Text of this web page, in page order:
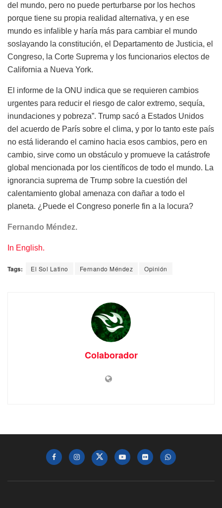
del mundo, pero no puede perturbarse por los hechos
porque tiene su propia realidad alternativa, y en ese
mundo es infalible y haría más para cambiar el mundo
soslayando la constitución, el Departamento de Justicia, el
Congreso, la Corte Suprema y los funcionarios electos de
California a Nueva York.
El informe de la ONU indica que se requieren cambios
urgentes para reducir el riesgo de calor extremo, sequía,
inundaciones y pobreza”. Trump sacó a Estados Unidos
del acuerdo de París sobre el clima, y por lo tanto este país
no está liderando el camino hacia esos cambios, pero en
cambio, sirve como un obstáculo y promueve la catástrofe
global mencionada por los científicos de todo el mundo. La
ignorancia suprema de Trump sobre la cuestión del
calentamiento global amenaza con dañar a todo el
planeta. ¿Puede el Congreso ponerle fin a la locura?
Fernando Méndez.
In English.
Tags: El Sol Latino Fernando Méndez Opinión
Colaborador